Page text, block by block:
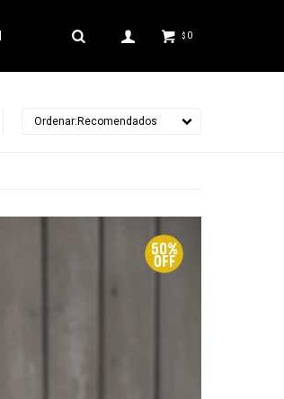
$ 0
Recomendados